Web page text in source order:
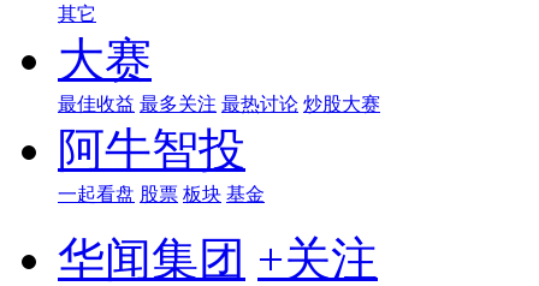
其它
大赛
最佳收益 最多关注 最热讨论 炒股大赛
阿牛智投
一起看盘 股票 板块 基金
华闻集团 +关注